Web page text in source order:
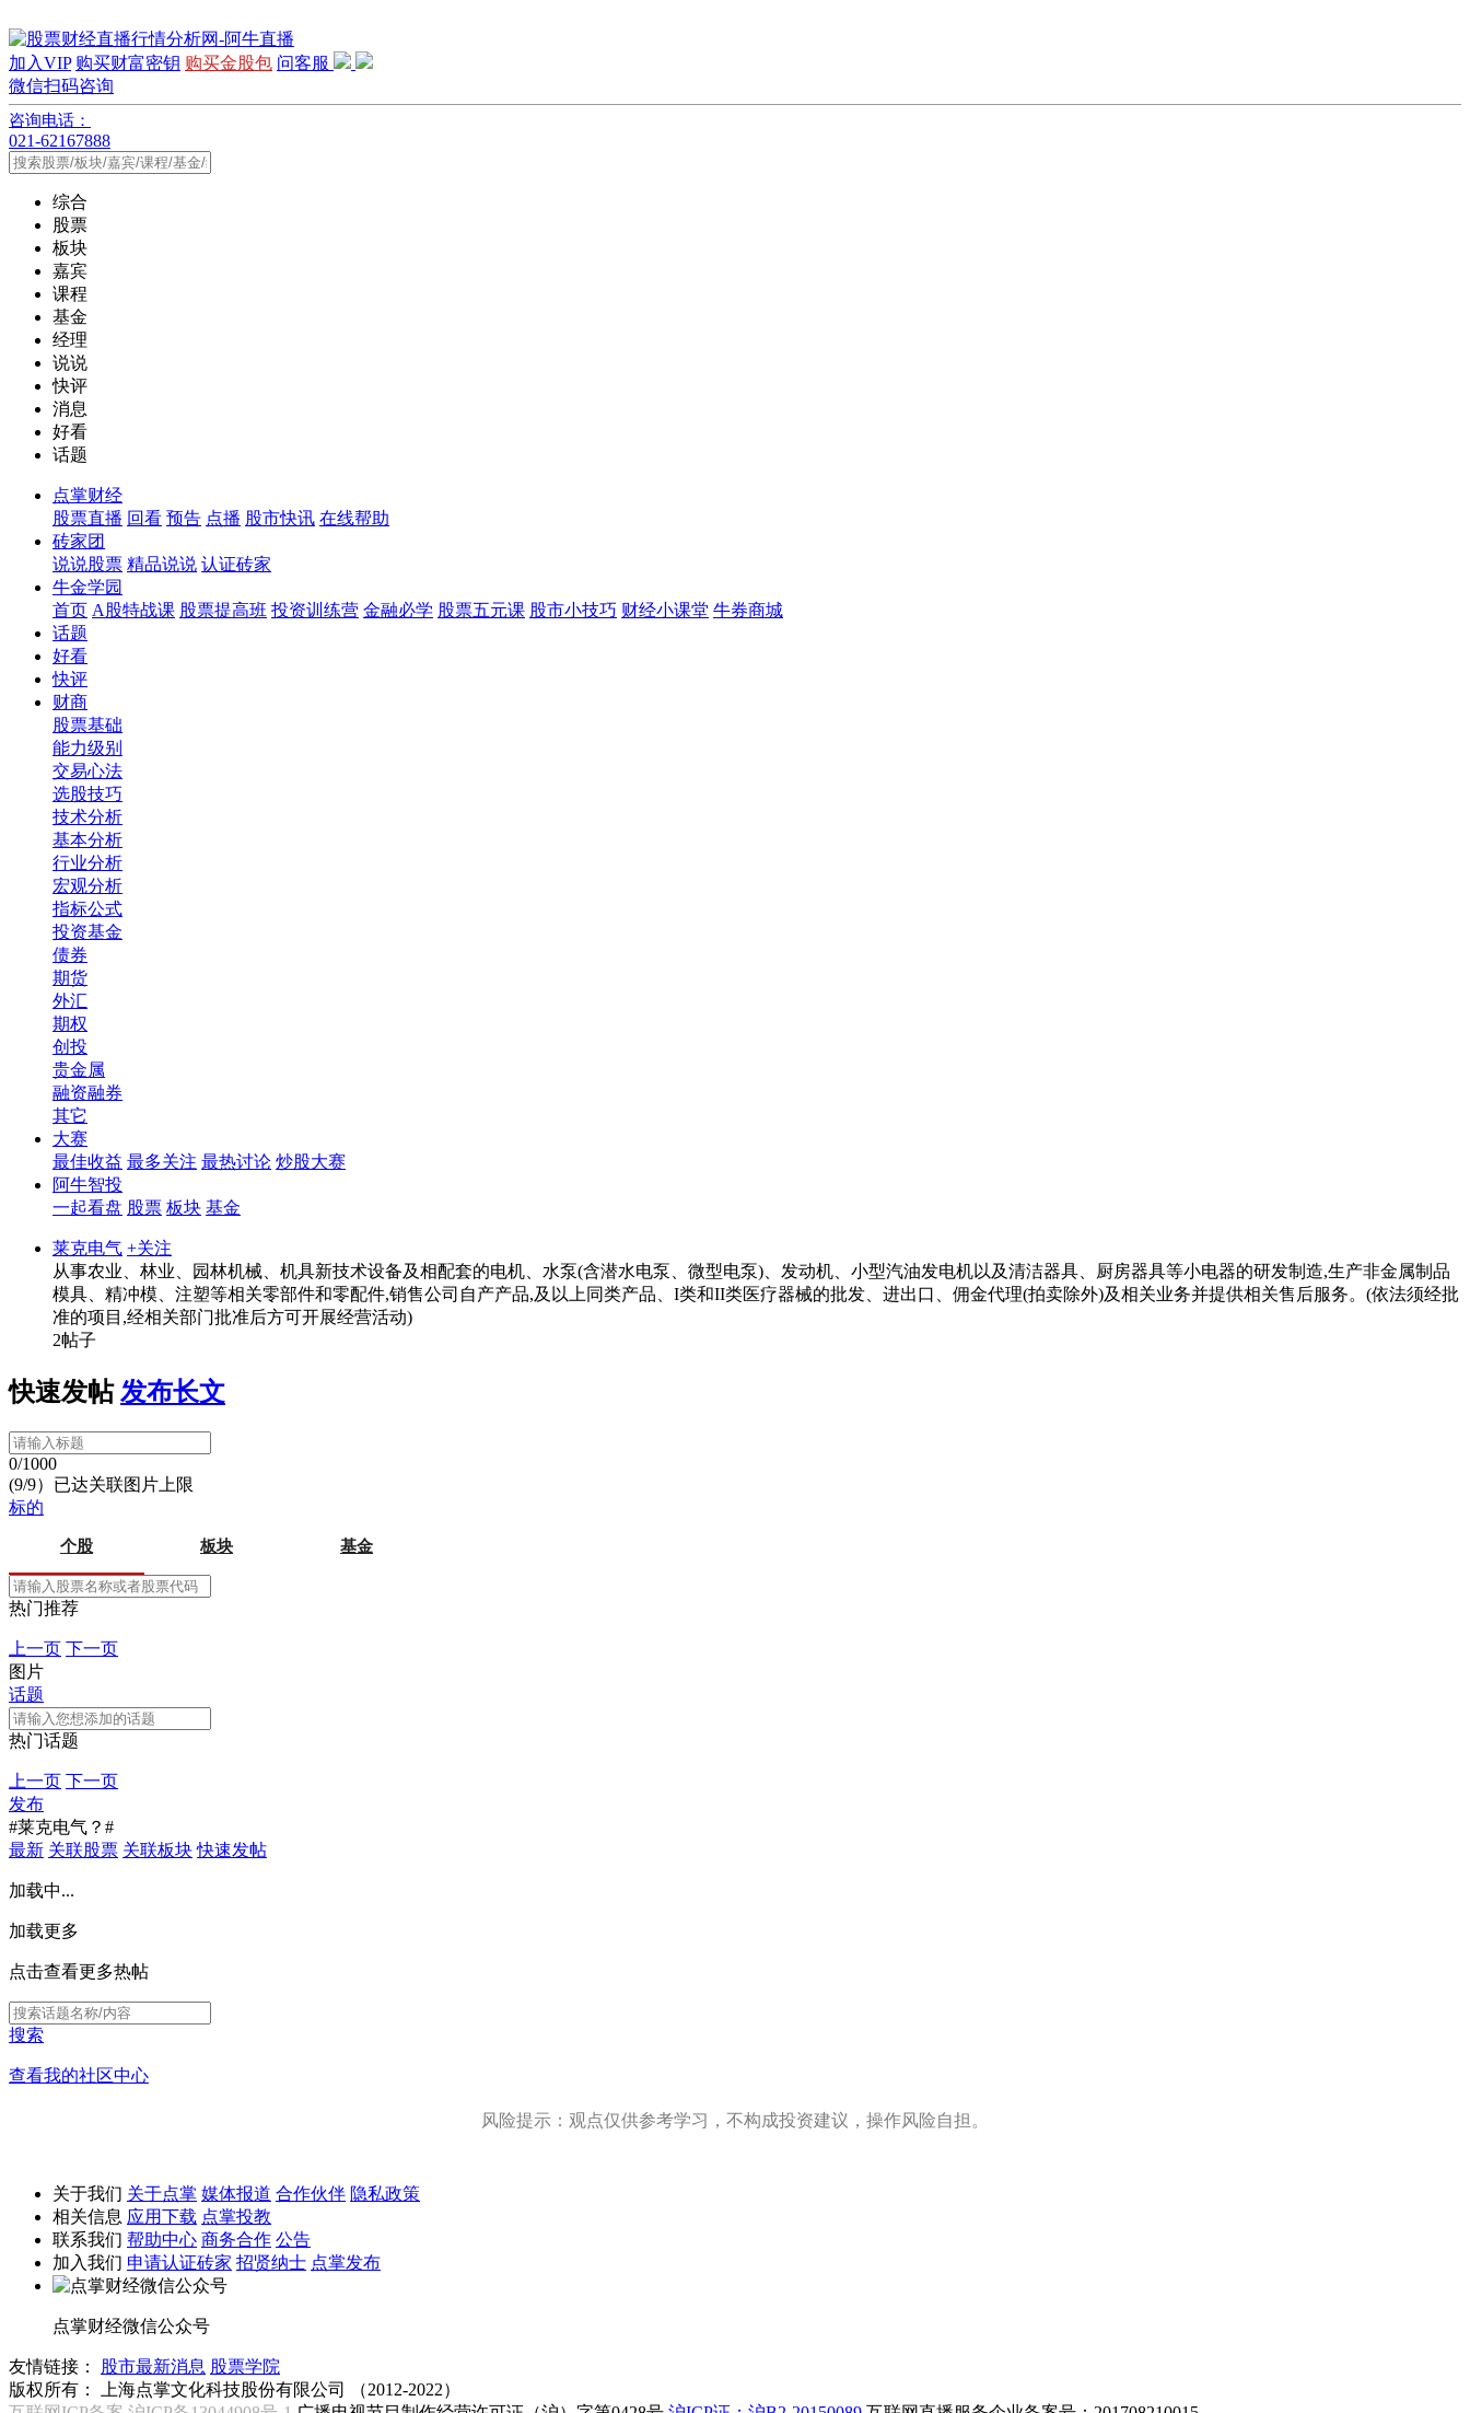
加入VIP 购买财富密钥 购买金股包 问客服
微信扫码咨询
咨询电话：
021-62167888
综合
股票
板块
嘉宾
课程
基金
经理
说说
快评
消息
好看
话题
点掌财经
股票直播 回看 预告 点播 股市快讯 在线帮助
砖家团
说说股票 精品说说 认证砖家
牛金学园
首页 A股特战课 股票提高班 投资训练营 金融必学 股票五元课 股市小技巧 财经小课堂 牛券商城
话题
好看
快评
财商
股票基础
能力级别
交易心法
选股技巧
技术分析
基本分析
行业分析
宏观分析
指标公式
投资基金
债券
期货
外汇
期权
创投
贵金属
融资融券
其它
大赛
最佳收益 最多关注 最热讨论 炒股大赛
阿牛智投
一起看盘 股票 板块 基金
莱克电气 +关注
从事农业、林业、园林机械、机具新技术设备及相配套的电机、水泵(含潜水电泵、微型电泵)、发动机、小型汽油发电机以及清洁器具、厨房器具等小电器的研发制造,生产非金属制品
模具、精冲模、注塑等相关零部件和零配件,销售公司自产产品,及以上同类产品、I类和II类医疗器械的批发、进出口、佣金代理(拍卖除外)及相关业务并提供相关售后服务。(依法须经批
准的项目,经相关部门批准后方可开展经营活动)
2帖子
快速发帖 发布长文
0/1000
(9/9）已达关联图片上限
标的
个股 板块 基金
热门推荐
上一页 下一页
图片
话题
热门话题
上一页 下一页
发布
#莱克电气？#
最新 关联股票 关联板块 快速发帖
加载中...
加载更多
点击查看更多热帖
搜索
查看我的社区中心
风险提示：观点仅供参考学习，不构成投资建议，操作风险自担。
关于我们 关于点掌 媒体报道 合作伙伴 隐私政策
相关信息 应用下载 点掌投教
联系我们 帮助中心 商务合作 公告
加入我们 申请认证砖家 招贤纳士 点掌发布
点掌财经微信公众号
友情链接： 股市最新消息 股票学院
版权所有：
上海点掌文化科技股份有限公司 （2012-2022）